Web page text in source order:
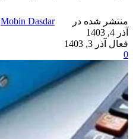
منتشر شده در
Mobin Dasdar
آذر 4, 1403
فعال آذر 3, 1403
0